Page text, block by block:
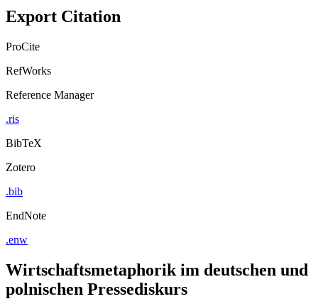
Export Citation
ProCite
RefWorks
Reference Manager
.ris
BibTeX
Zotero
.bib
EndNote
.enw
Wirtschaftsmetaphorik im deutschen und
polnischen Pressediskurs